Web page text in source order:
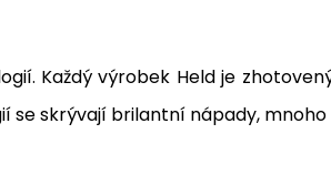
Každý výrobek Held je
skrývají brilantní nápady,